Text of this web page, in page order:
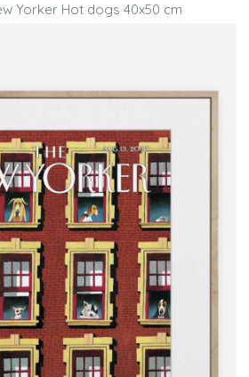
Yorker Hot dogs 40x50 cm